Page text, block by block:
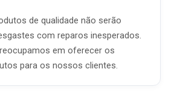
de qualidade não serão
com reparos inesperados.
em oferecer os
para os nossos clientes.